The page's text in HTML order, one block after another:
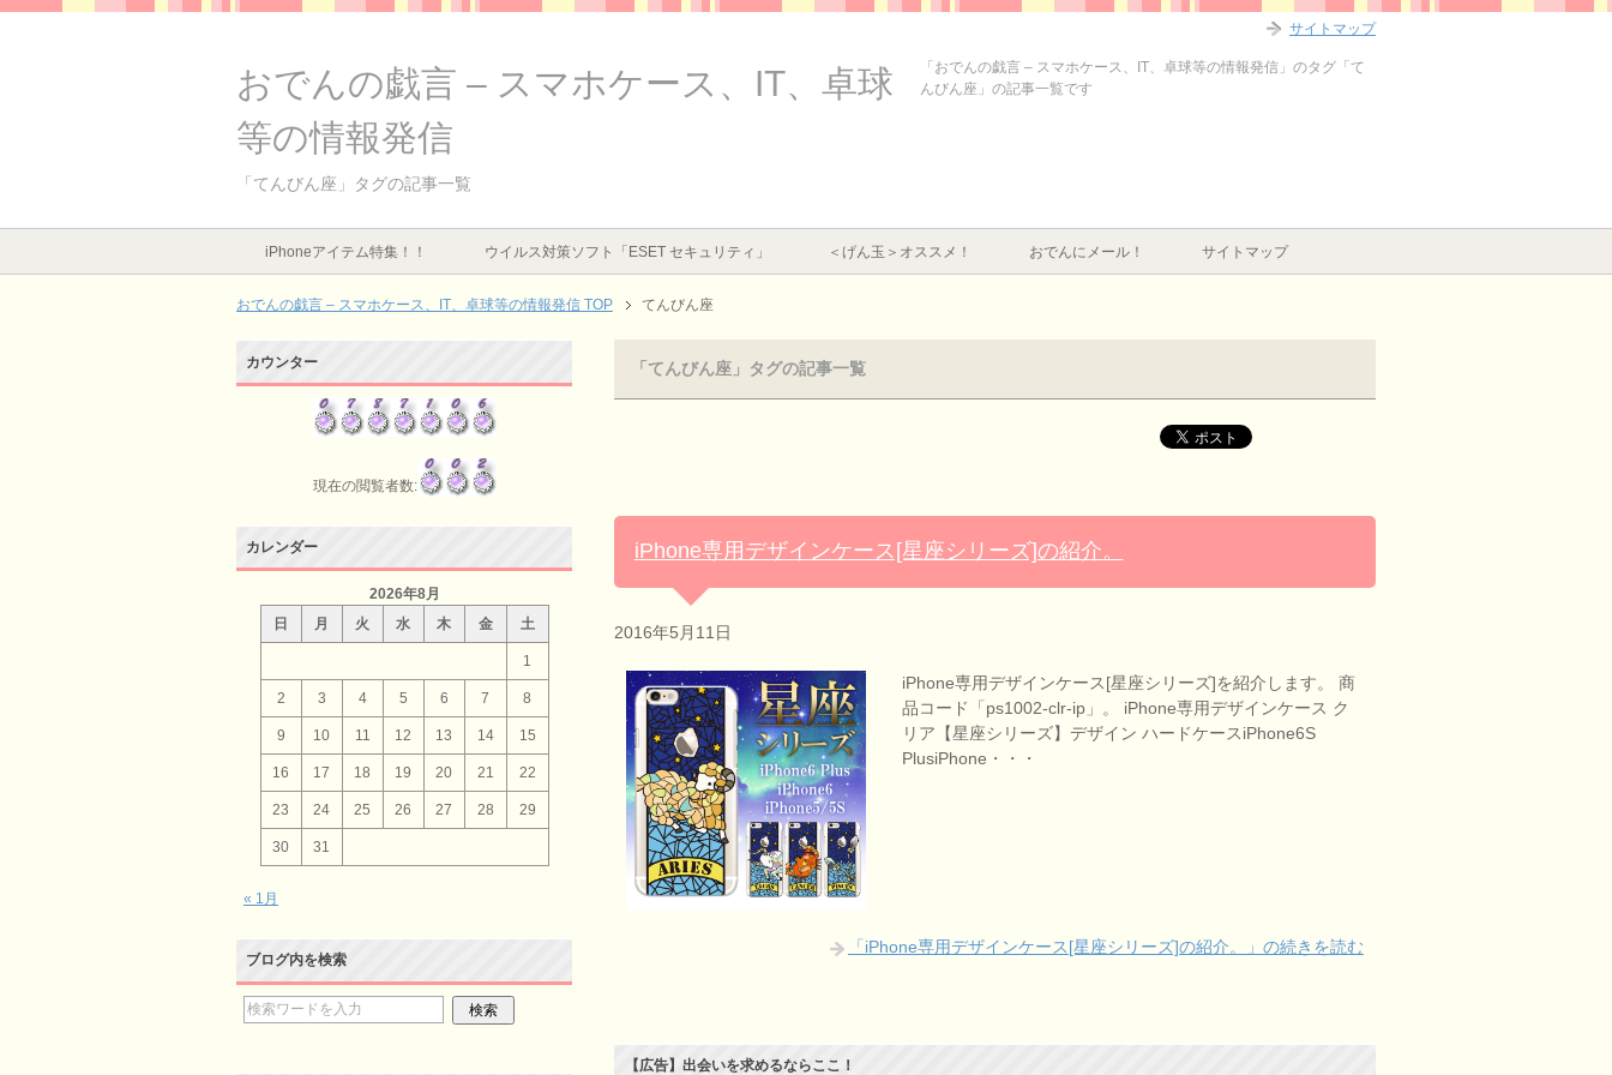
おでんの戯言 – スマホケース、IT、卓球
等の情報発信
「てんびん座」タグの記事一覧
「おでんの戯言 – スマホケース、IT、卓球等の情報発信」のタグ「て
んびん座」の記事一覧です
iPhoneアイテム特集！！ ウイルス対策ソフト「ESET セキュリティ」 ＜げん玉＞オススメ！ おでんにメール！ サイトマップ
おでんの戯言 – スマホケース、IT、卓球等の情報発信 TOP てんびん座
「てんびん座」タグの記事一覧
iPhone専用デザインケース[星座シリーズ]の紹介。
2016年5月11日
iPhone専用デザインケース[星座シリーズ]を紹介します。 商
品コード「ps1002-clr-ip」。 iPhone専用デザインケース ク
リア【星座シリーズ】デザイン ハードケースiPhone6S
PlusiPhone・・・
「iPhone専用デザインケース[星座シリーズ]の紹介。」の続きを読む
【広告】出会いを求めるならここ！
カウンター
現在の閲覧者数:
カレンダー
2026年8月
日
月 火 水 木 金 土
1
2 3 4 5 6 7 8
9 10 11 12 13 14 15
16 17 18 19 20 21 22
23 24 25 26 27 28 29
30 31
« 1月
ブログ内を検索
サイトマップ